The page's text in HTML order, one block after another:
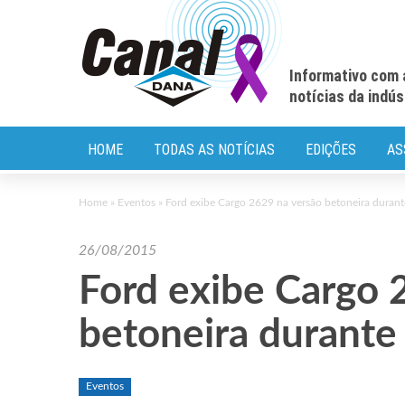
Informativo com
notícias da
HOME TODAS AS NOTÍCIAS EDIÇÕES
Home » Eventos » Ford exibe Cargo 2629 na versão betoneira
26/08/2015
Ford exibe Cargo
betoneira durante
Eventos